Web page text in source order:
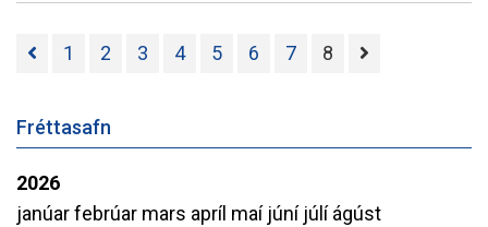
1 2 3 4 5 6 7 8
Fréttasafn
2026
janúarfebrúar mars apríl maí júní júlíágúst